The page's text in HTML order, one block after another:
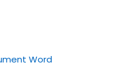
Word